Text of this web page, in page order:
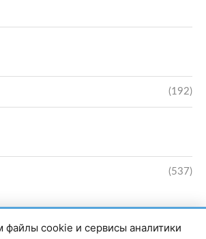
(192)
(537)
файлы cookie и сервисы аналитики